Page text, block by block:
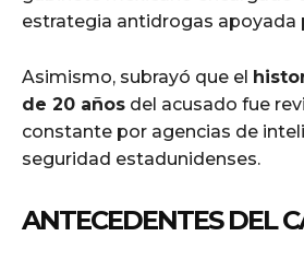
estrategia antidrogas apoyada
Asimismo, subrayó que el
de 20 años del acusado fue
constante por agencias de
seguridad estadunidenses.
ANTECEDENTES DEL